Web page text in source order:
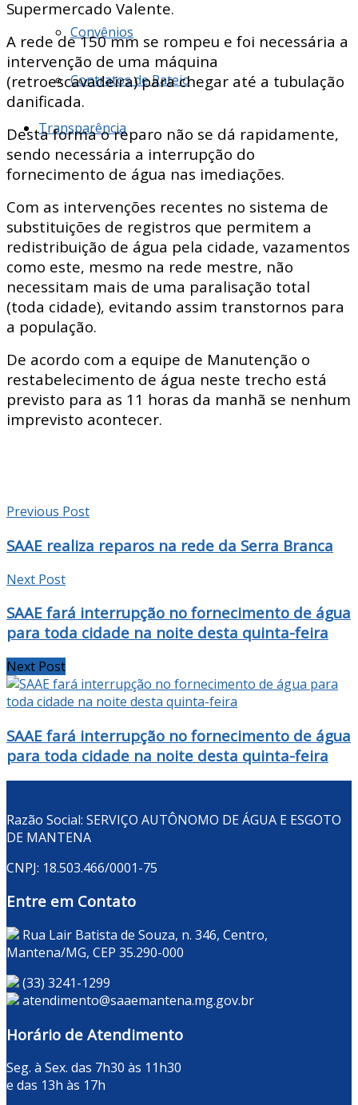
Convênios
Contratos de Rateio
Transparência
Supermercado Valente.
A rede de 150 mm se rompeu e foi necessária a
intervenção de uma máquina
(retroescavadeira) para chegar até a tubulação
danificada.
Desta forma o reparo não se dá rapidamente,
sendo necessária a interrupção do
fornecimento de água nas imediações.
Com as intervenções recentes no sistema de
substituições de registros que permitem a
redistribuição de água pela cidade, vazamentos
como este, mesmo na rede mestre, não
necessitam mais de uma paralisação total
(toda cidade), evitando assim transtornos para
a população.
De acordo com a equipe de Manutenção o
restabelecimento de água neste trecho está
previsto para as 11 horas da manhã se nenhum
imprevisto acontecer.
Previous Post
SAAE realiza reparos na rede da Serra Branca
Next Post
SAAE fará interrupção no fornecimento de água
para toda cidade na noite desta quinta-feira
Next Post
SAAE fará interrupção no fornecimento de água
para toda cidade na noite desta quinta-feira
Razão Social: SERVIÇO AUTÔNOMO DE ÁGUA E ESGOTO
DE MANTENA
CNPJ: 18.503.466/0001-75
Entre em Contato
Rua Lair Batista de Souza, n. 346, Centro,
Mantena/MG, CEP 35.290-000
(33) 3241-1299
atendimento@saaemantena.mg.gov.br
Horário de Atendimento
Seg. à Sex. das 7h30 às 11h30
e das 13h às 17h